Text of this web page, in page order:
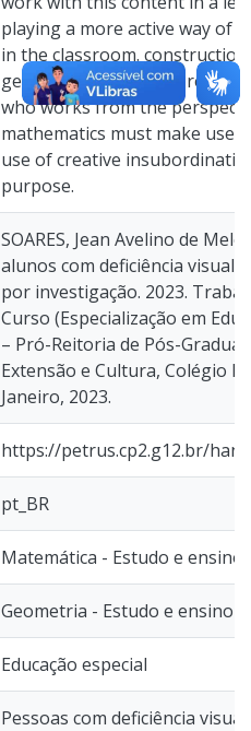
playing a more active way of
in the classroom.
geometry. For this, we
who works from the
mathematics must make use
use of creative
purpose.
SOARES, Jean Avelino de
alunos com deficiência visual:
por investigação. 2023.
Curso (Especialização em
– Pró-Reitoria de Pós-
Extensão e Cultura, Colégio
Janeiro, 2023.
https://petrus.cp2.g12.br/
pt_BR
Matemática - Estudo e ensino
Geometria - Estudo e ensino
Educação especial
Pessoas com deficiência visual